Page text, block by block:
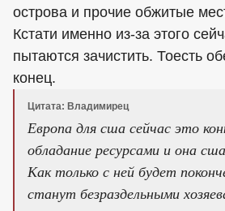
острова и прочие обжитые
Кстати именно из-за этого
пытаются зачистить. Тоесть
конец.
Цитата: Владимирец
Европа для сша сейчас это
обладание ресурсами и она
Как только с ней будет
станут безраздельными